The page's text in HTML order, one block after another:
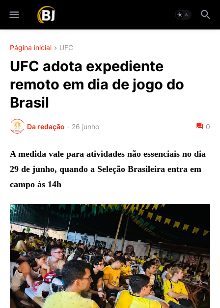
Página inicial UFC
UFC adota expediente
remoto em dia de jogo do
Brasil
Da redação - 26 junho 0
A medida vale para atividades não essenciais no dia
29 de junho, quando a Seleção Brasileira entra em
campo às 14h